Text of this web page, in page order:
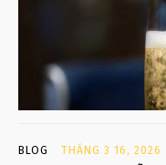
BLOG THÁNG 3 16, 2026